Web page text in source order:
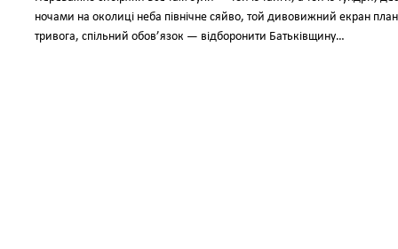
ночами на околиці неба північне сяйво, той дивовижний екран
тривога, спільний обов’язок — відборонити Батьківщину…